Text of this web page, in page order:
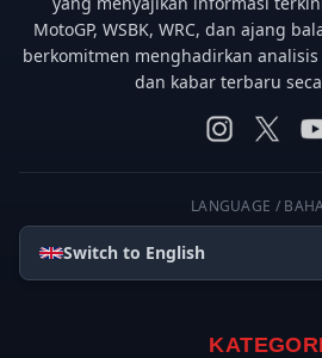
MotoGP, WSBK, WRC, dan ajang
berkomitmen menghadirkan
dan kabar terbaru
LANGUAGE /
Switch to English
KATEGORI